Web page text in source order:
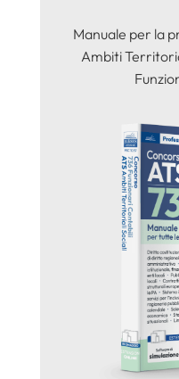
Manuale per la
Ambiti